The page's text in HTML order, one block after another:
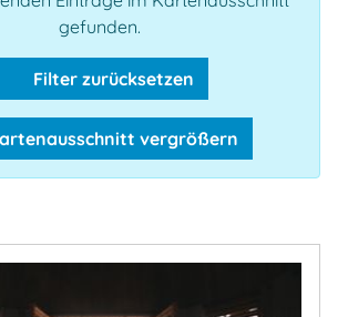
gefunden.
Filter zurücksetzen
vergrößern